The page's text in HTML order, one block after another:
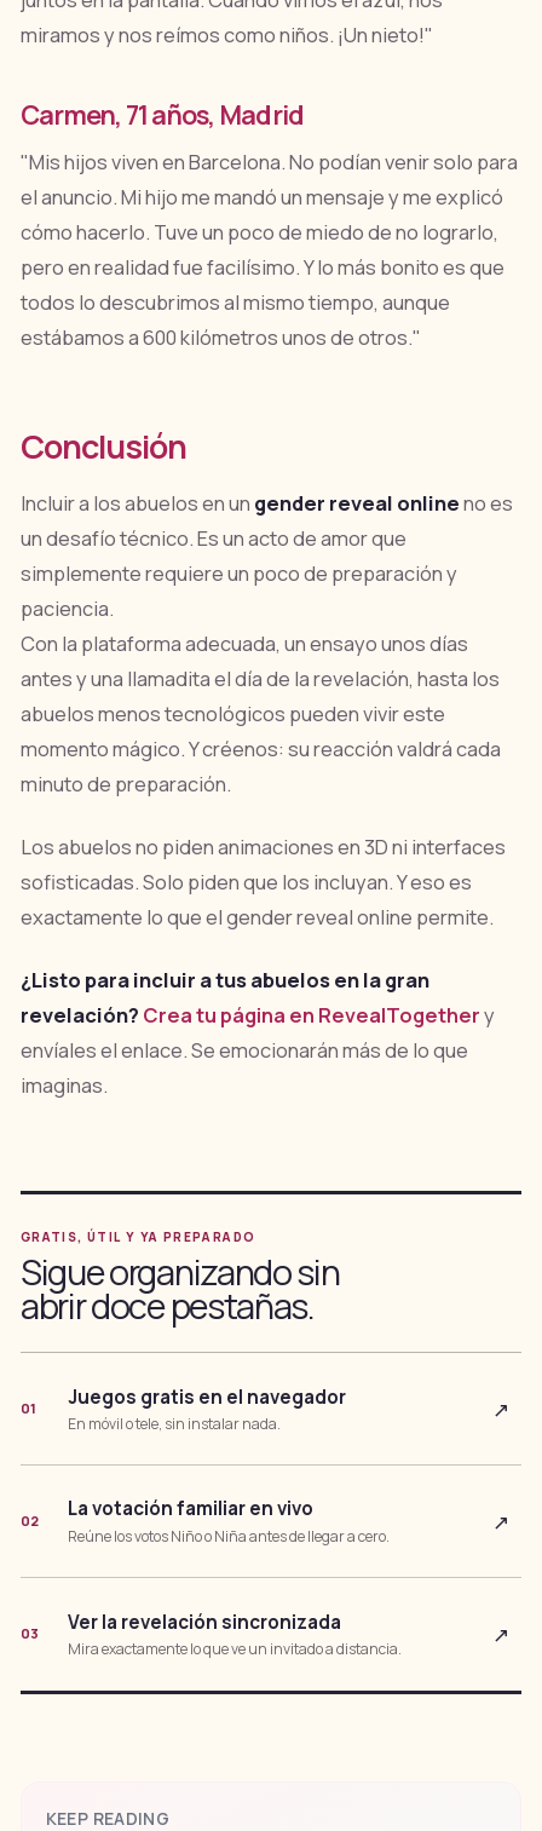
miramos y nos reímos como niños. ¡Un nieto!"
Carmen, 71 años, Madrid
"Mis hijos viven en Barcelona. No podían venir solo para
el anuncio. Mi hijo me mandó un mensaje y me explicó
cómo hacerlo. Tuve un poco de miedo de no lograrlo,
pero en realidad fue facilísimo. Y lo más bonito es que
todos lo descubrimos al mismo tiempo, aunque
estábamos a 600 kilómetros unos de otros."
Conclusión
Incluir a los abuelos en un gender reveal onlineno es
un desafío técnico. Es un acto de amor que
simplemente requiere un poco de preparación y
paciencia.
Con la plataforma adecuada, un ensayo unos días
antes y una llamadita el día de la revelación, hasta los
abuelos menos tecnológicos pueden vivir este
momento mágico. Y créenos: su reacción valdrá cada
minuto de preparación.
Los abuelos no piden animaciones en 3D ni interfaces
sofisticadas. Solo piden que los incluyan. Y eso es
exactamente lo que el gender reveal online permite.
¿Listo para incluir a tus abuelos en la gran
revelación? Crea tu página en RevealTogethery
envíales el enlace. Se emocionarán más de lo que
imaginas.
GRATIS, ÚTIL Y YA PREPARADO
Sigue organizando sin
abrir doce pestañas.
01 Juegos gratis en el navegador
En móvil o tele, sin instalar nada.
↗
02 La votación familiar en vivo
Reúne los votos Niño o Niña antes de llegar a cero.
↗
03 Ver la revelación sincronizada
Mira exactamente lo que ve un invitado a distancia.
↗
KEEP READING